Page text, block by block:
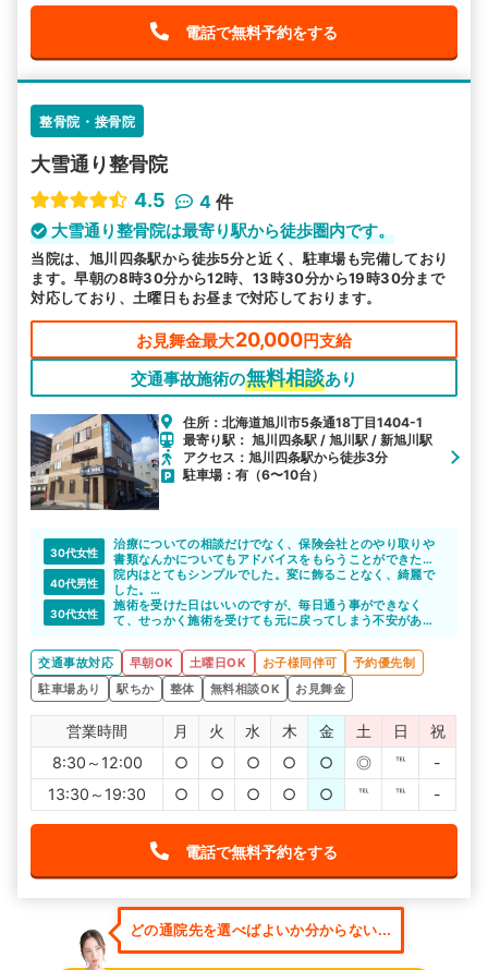
電話で無料予約をする
整骨院・接骨院
大雪通り整骨院
4.5
4 件
大雪通り整骨院は最寄り駅から徒歩圏内です。
当院は、旭川四条駅から徒歩5分と近く、駐車場も完備しており
ます。早朝の8時30分から12時、13時30分から19時30分まで
対応しており、土曜日もお昼まで対応しております。
お見舞金最大20,000円支給
交通事故施術の無料相談あり
住所：北海道旭川市5条通18丁目1404-1
最寄り駅： 旭川四条駅 / 旭川駅 / 新旭川駅
アクセス：旭川四条駅から徒歩3分
駐車場：有（6〜10台）
30代女性
治療についての相談だけでなく、保険会社とのやり取りや
書類なんかについてもアドバイスをもらうことができたの
で、安心して治療に取り掛かれたかなと思います。
おかげさまで体調も良くなりました。
40代男性
院内はとてもシンプルでした。変に飾ることなく、綺麗で
した。
交通事故にも詳しくて毎回しっかり施術してくれます。
30代女性
施術を受けた日はいいのですが、毎日通う事ができなく
て、せっかく施術を受けても元に戻ってしまう不安があり
大雪通り整骨院では、通院できない期間の家での過ごし方
を教えてくれました。
交通事故対応 早朝OK 土曜日OK お子様同伴可
予約優先制
駐車場あり
駅ちか 整体 無料相談OK お見舞金
営業時間 月 火 水 木 金 土 日
祝
8:30～12:00
○ ○ ○ ○ ○ ◎ ℡
-
13:30～19:30
○ ○ ○ ○ ○ ℡ ℡ -
電話で無料予約をする
どの通院先を選べばよいか分からない...